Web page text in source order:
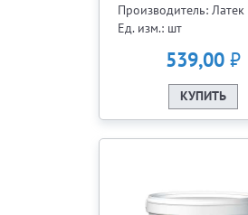
Производитель: Латек
Ед. изм.: шт
539,00₽
КУПИТЬ